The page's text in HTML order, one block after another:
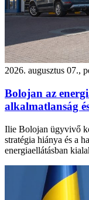
2026. augusztus 07.,
Bolojan az
alkalmatlanság
Ilie Bolojan ügyvivő
stratégia hiánya és a
energiaellátásban